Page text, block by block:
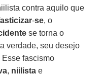
contra aquilo que
-se, o
se torna o
verdade, seu desejo
Esse fascismo
, niilista e